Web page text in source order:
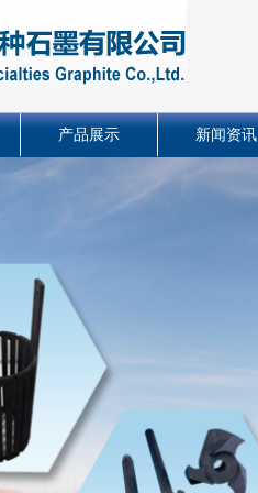
产品展示 新闻资讯